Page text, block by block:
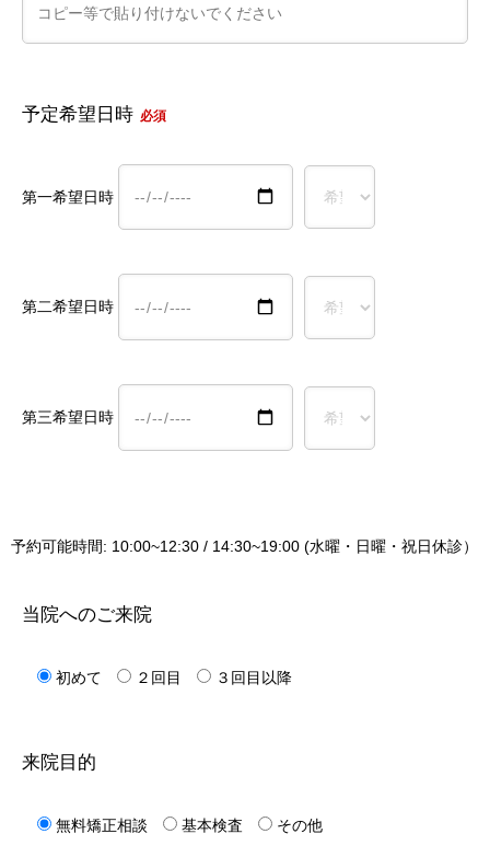
予定希望日時 必須
第一希望日時
第二希望日時
第三希望日時
予約可能時間: 10:00~12:30 / 14:30~19:00 (水曜・日曜・祝日休診）
当院へのご来院
初めて ２回目 ３回目以降
来院目的
無料矯正相談 基本検査 その他